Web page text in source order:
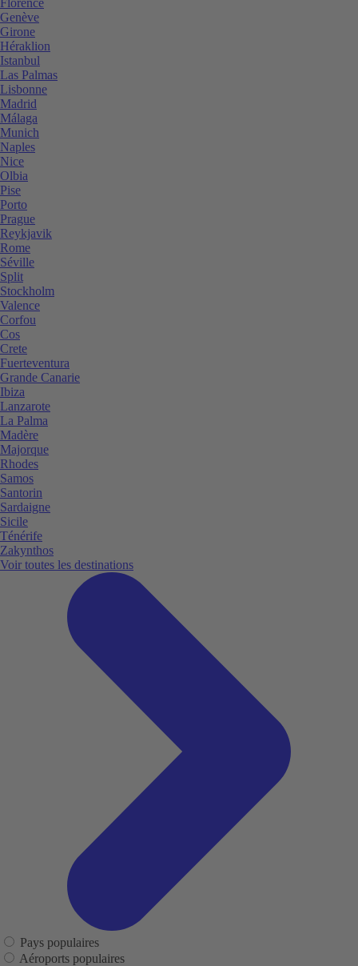
Genève
Girone
Héraklion
Istanbul
Las Palmas
Lisbonne
Madrid
Málaga
Munich
Naples
Nice
Olbia
Pise
Porto
Prague
Reykjavik
Rome
Séville
Split
Stockholm
Valence
Corfou
Cos
Crete
Fuerteventura
Grande Canarie
Ibiza
Lanzarote
La Palma
Madère
Majorque
Rhodes
Samos
Santorin
Sardaigne
Sicile
Ténérife
Zakynthos
Voir toutes les destinations
Pays populaires
Aéroports populaires